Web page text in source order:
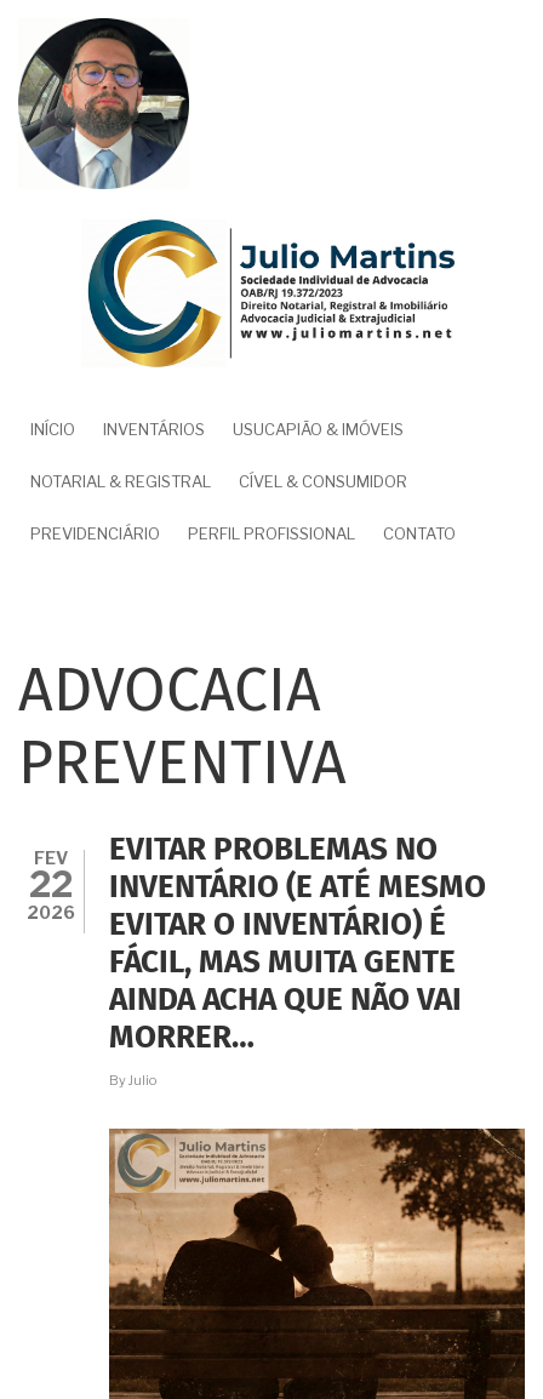
para
conteúdo
principal
NAVEGAÇÃO
PRINCIPAL
INÍCIO INVENTÁRIOS USUCAPIÃO & IMÓVEIS
NOTARIAL & REGISTRAL CÍVEL & CONSUMIDOR
PREVIDENCIÁRIO PERFIL PROFISSIONAL CONTATO
ADVOCACIA
PREVENTIVA
FEV
22
2026
EVITAR PROBLEMAS NO
INVENTÁRIO (E ATÉ MESMO
EVITAR O INVENTÁRIO) É
FÁCIL, MAS MUITA GENTE
AINDA ACHA QUE NÃO VAI
MORRER…
By Julio